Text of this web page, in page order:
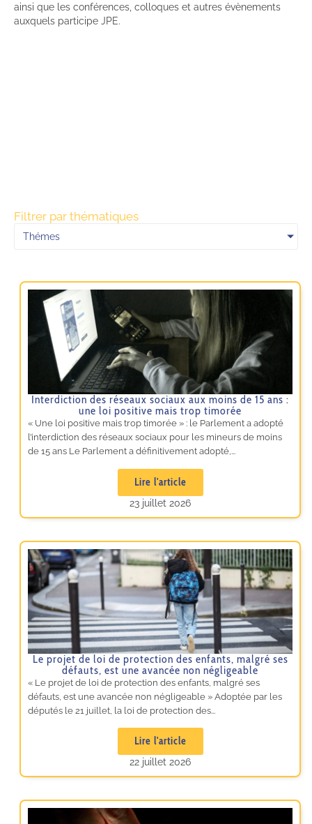
ainsi que les conférences, colloques et autres évènements
auxquels participe JPE.
Filtrer par thématiques
Thémes
Interdiction des réseaux sociaux aux moins de 15 ans :
une loi positive mais trop timorée
« Une loi positive mais trop timorée » : le Parlement a adopté
l’interdiction des réseaux sociaux pour les mineurs de moins
de 15 ans Le Parlement a définitivement adopté,...
Lire l'article
23 juillet 2026
Le projet de loi de protection des enfants, malgré ses
défauts, est une avancée non négligeable
« Le projet de loi de protection des enfants, malgré ses
défauts, est une avancée non négligeable » Adoptée par les
députés le 21 juillet, la loi de protection des...
Lire l'article
22 juillet 2026